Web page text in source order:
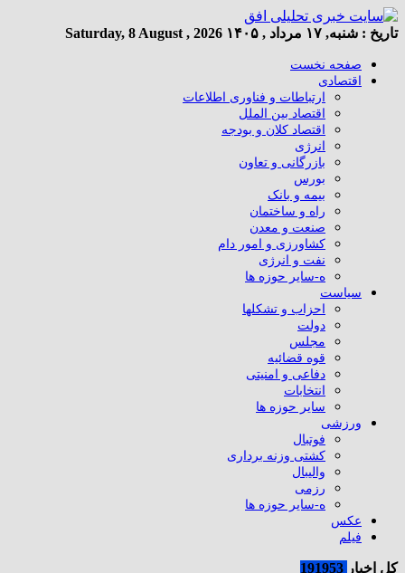
تاریخ : شنبه, ۱۷ مرداد , ۱۴۰۵ Saturday, 8 August , 2026
صفحه نخست
اقتصادی
ارتباطات و فناوری اطلاعات
اقتصاد بین الملل
اقتصاد کلان و بودجه
انرژی
بازرگانی و تعاون
بورس
بیمه و بانک
راه و ساختمان
صنعت و معدن
کشاورزی و امور دام
نفت و انرژی
ه-سایر حوزه ها
سیاست
احزاب و تشکلها
دولت
مجلس
قوه قضائیه
دفاعی و امنیتی
انتخابات
سایر حوزه ها
ورزشی
فوتبال
کشتی وزنه برداری
والیبال
رزمی
ه-سایر حوزه ها
عکس
فیلم
کل اخبار